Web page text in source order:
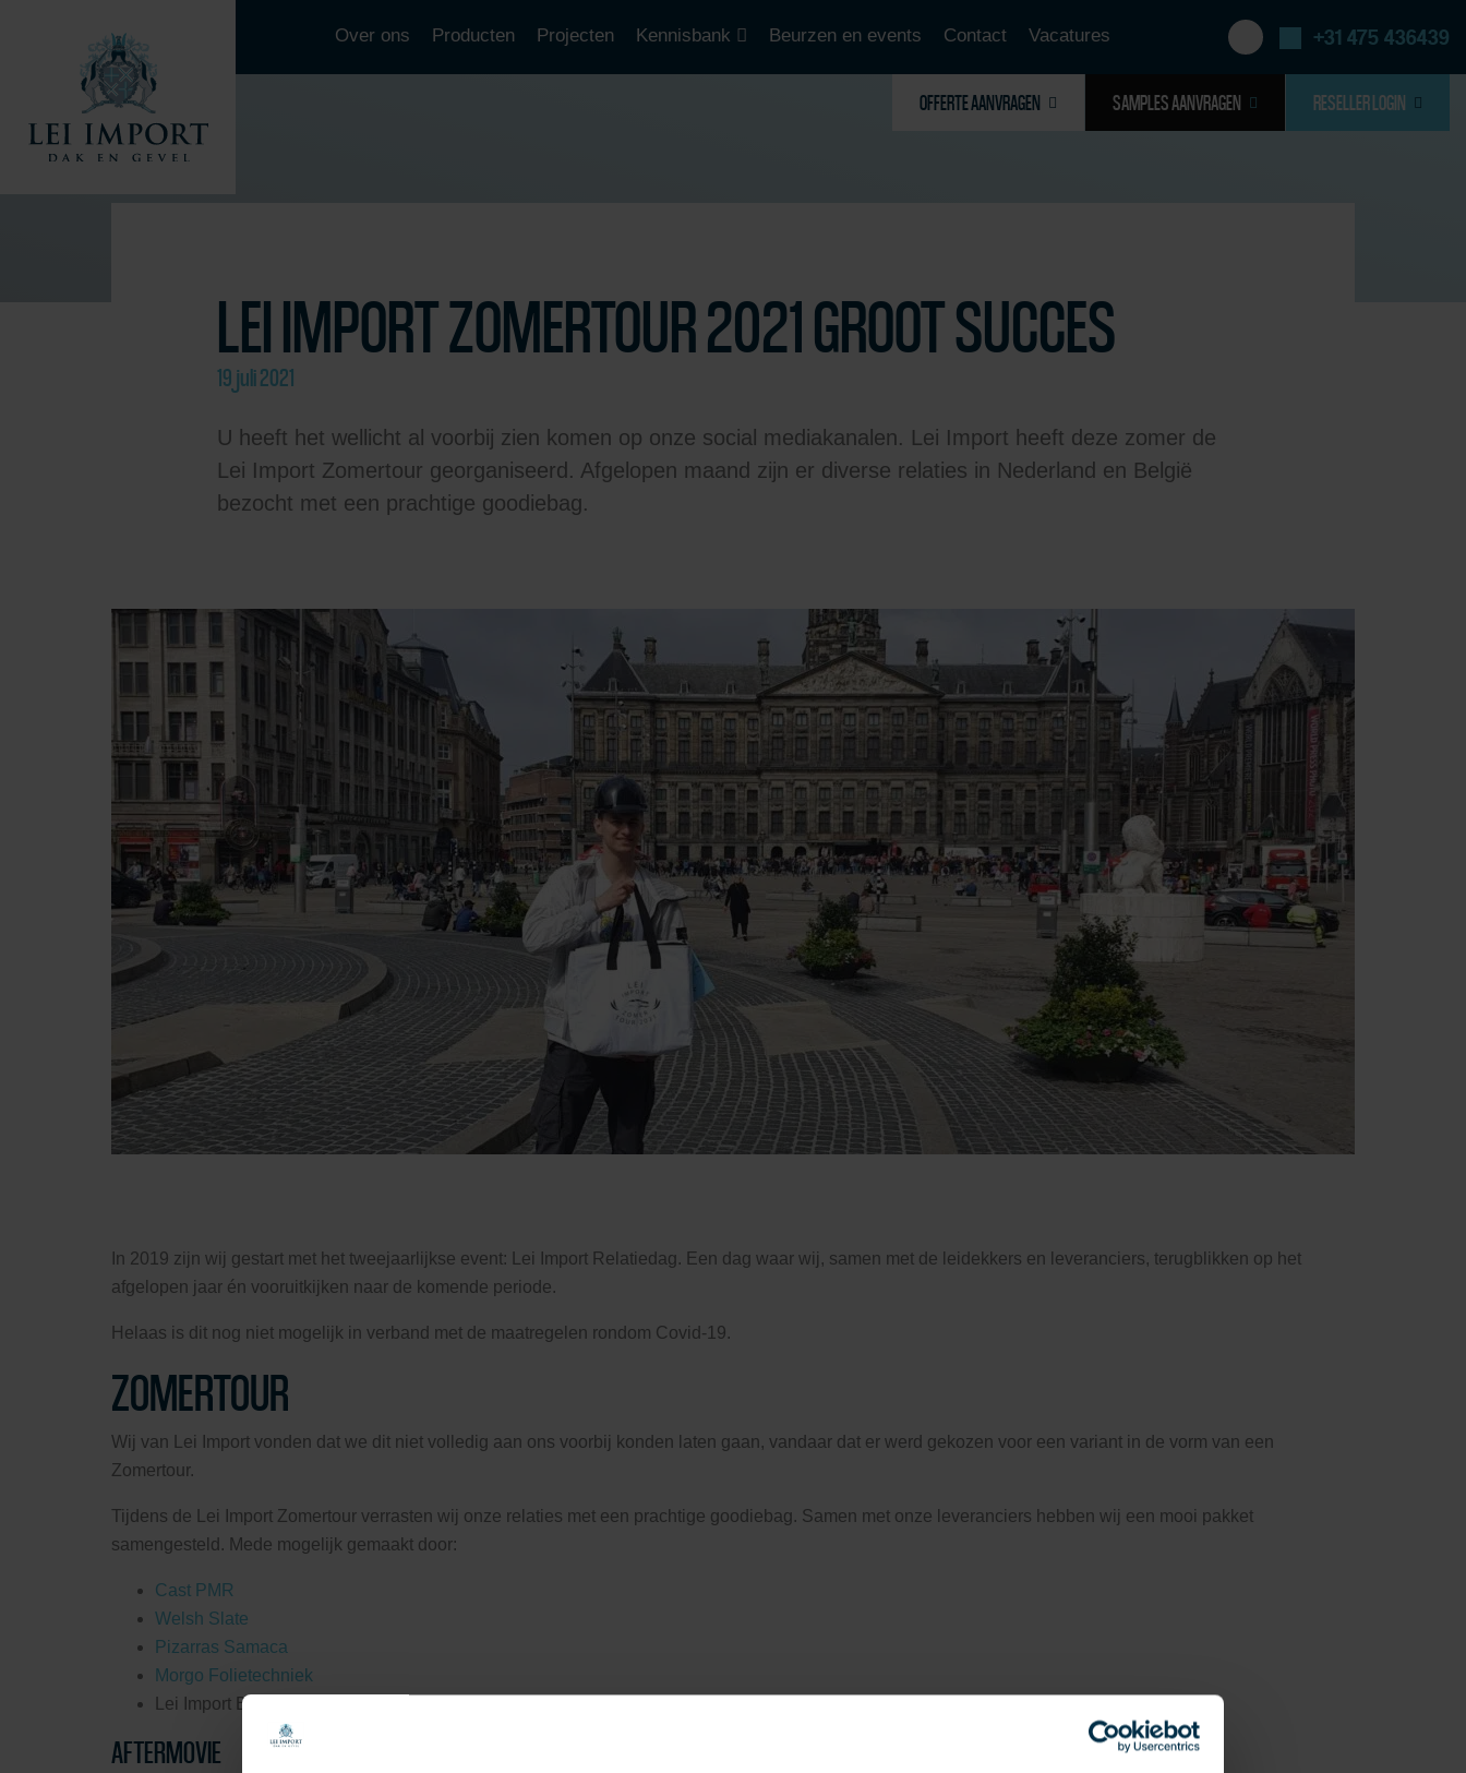
Over ons Producten Projecten Kennisbank Beurzen en events Contact Vacatures +31 475 436439
OFFERTE AANVRAGEN SAMPLES AANVRAGEN RESELLER LOGIN
LEI IMPORT ZOMERTOUR 2021 GROOT SUCCES
19 juli 2021
U heeft het wellicht al voorbij zien komen op onze social mediakanalen. Lei Import heeft deze zomer de
Lei Import Zomertour georganiseerd. Afgelopen maand zijn er diverse relaties in Nederland en België
bezocht met een prachtige goodiebag.
In 2019 zijn wij gestart met het tweejaarlijkse event: Lei Import Relatiedag. Een dag waar wij, samen met de leidekkers en leveranciers, terugblikken op het
afgelopen jaar én vooruitkijken naar de komende periode.
Helaas is dit nog niet mogelijk in verband met de maatregelen rondom Covid-19.
ZOMERTOUR
Wij van Lei Import vonden dat we dit niet volledig aan ons voorbij konden laten gaan, vandaar dat er werd gekozen voor een variant in de vorm van een
Zomertour.
Tijdens de Lei Import Zomertour verrasten wij onze relaties met een prachtige goodiebag. Samen met onze leveranciers hebben wij een mooi pakket
samengesteld. Mede mogelijk gemaakt door:
Cast PMR
Welsh Slate
Pizarras Samaca
Morgo Folietechniek
Lei Import B.V.
AFTERMOVIE